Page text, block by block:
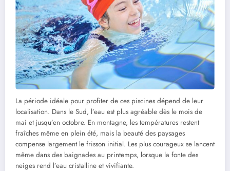
La période idéale pour profiter de ces piscines dépend de leur
localisation. Dans le Sud, l’eau est plus agréable dès le mois de
mai et jusqu’en octobre. En montagne, les températures restent
fraîches même en plein été, mais la beauté des paysages
compense largement le frisson initial. Les plus courageux se lancent
même dans des baignades au printemps, lorsque la fonte des
neiges rend l’eau cristalline et vivifiante.